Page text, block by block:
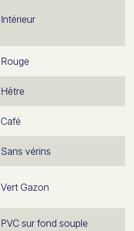
Intérieur
Rouge
Hêtre
Café
Sans vérins
Vert Gazon
PVC sur fond souple